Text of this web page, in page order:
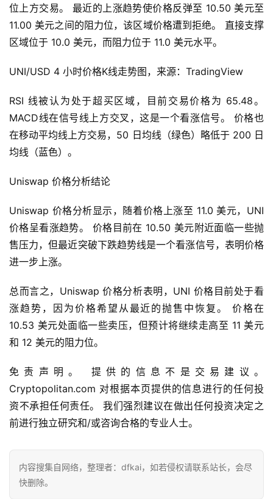
首
页
信
仰
h
r
9
9
9
数
常
工
具
推
位上方交易。 最近的上涨趋势使价格反弹至 10.50 美元至
11.00 美元之间的阻力位，该区域价格遭到拒绝。 直接支撑
区域位于 10.0 美元，而阻力位于 11.0 美元水平。
UNI/USD 4 小时价格K线走势图，来源：TradingView
RSI 线被认为处于超买区域，目前交易价格为 65.48。
MACD线在信号线上方交叉，这是一个看涨信号。 价格也
在移动平均线上方交易，50 日均线（绿色）略低于 200 日
均线（蓝色）。
Uniswap 价格分析结论
Uniswap 价格分析显示，随着价格上涨至 11.0 美元，UNI
价格呈看涨趋势。 价格目前在 10.50 美元附近面临一些抛
售压力，但最近突破下跌趋势线是一个看涨信号，表明价格
进一步上涨。
总而言之，Uniswap 价格分析表明，UNI 价格目前处于看
涨趋势，因为价格希望从最近的抛售中恢复。 价格在
10.53 美元处面临一些卖压，但预计将继续走高至 11 美元
和 12 美元的阻力位。
免责声明。 提供的信息不是交易建议。
Cryptopolitan.com 对根据本页提供的信息进行的任何投
资不承担任何责任。 我们强烈建议在做出任何投资决定之
前进行独立研究和/或咨询合格的专业人士。
内容搜集自网络，整理者：dfkai，如若侵权请联系站长，会尽
快删除。